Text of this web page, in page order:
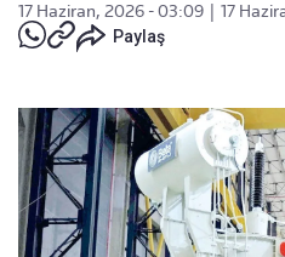
17 Haziran, 2026 - 03:09
17
Paylaş